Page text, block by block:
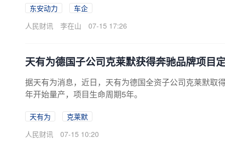
东安动力
车企
人民财讯
李在山 07-15 17:26
天有为德国子公司克莱默获得奔驰品牌项目
据天有为消息，近日，天有为德国全资子公司克莱默取
年开始量产，项目生命周期5年。
天有为
克莱默
人民财讯
07-15 10:20